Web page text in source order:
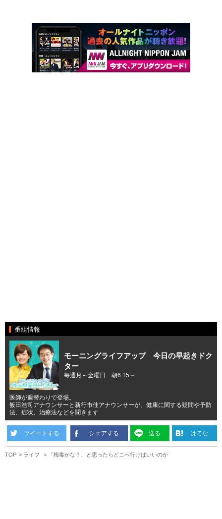
番組情報
モーニングライフアップ 今日の早起きドク
ター
毎週月～金曜日 朝6:15～
医師が週替わりで登場。
飯田浩司アナウンサーと新行市佳アナウンサーが、健康に関する疑問や予防
法、症状、治療法などを聞きます
ツイートする シェアする 送る はてな
TOP ライフ 「梅毒かな？」と思ったらどこへ行けばいいのか